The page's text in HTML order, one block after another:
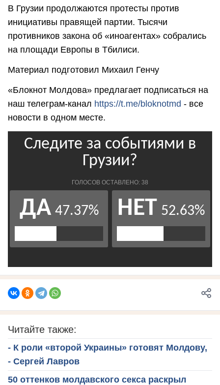
В Грузии продолжаются протесты против
инициативы правящей партии. Тысячи
противников закона об «иноагентах» собрались
на площади Европы в Тбилиси.
Материал подготовил Михаил Генчу
«Блокнот Молдова» предлагает подписаться на
наш телеграм-канал https://t.me/bloknotmd - все
новости в одном месте.
Читайте также:
- К роли «второй Украины» готовят Молдову,
- Сергей Лавров
50 оттенков молдавского секса раскрыл